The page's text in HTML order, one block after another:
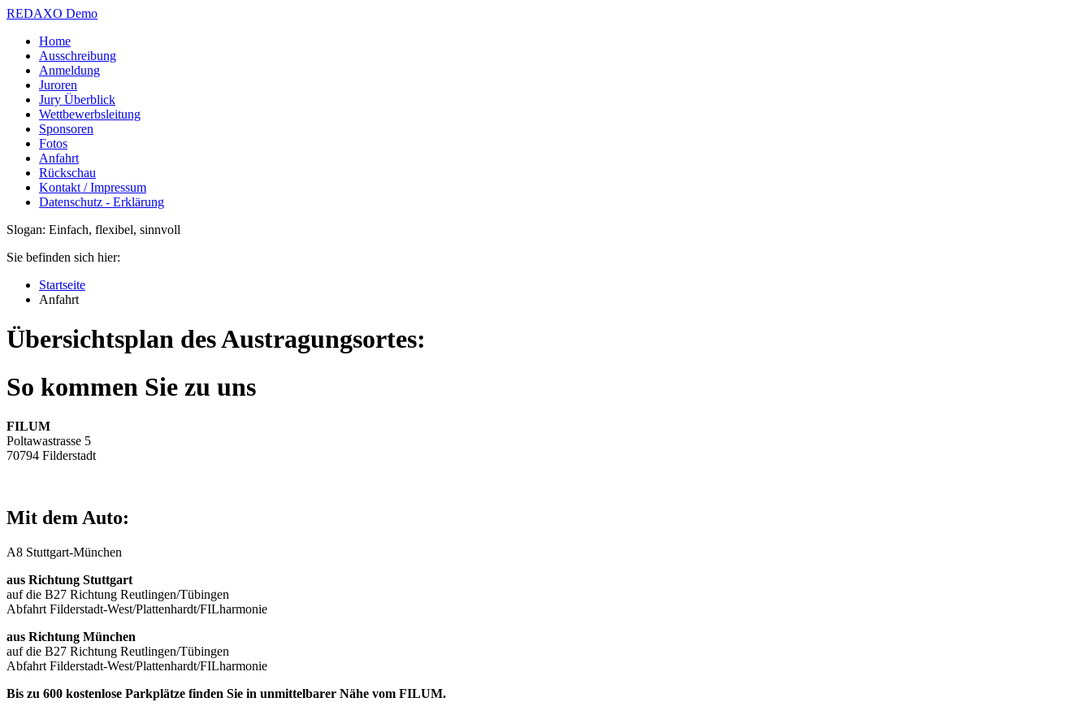
REDAXO Demo
Home
Ausschreibung
Anmeldung
Juroren
Jury Überblick
Wettbewerbsleitung
Sponsoren
Fotos
Anfahrt
Rückschau
Kontakt / Impressum
Datenschutz - Erklärung
Slogan: Einfach, flexibel, sinnvoll
Sie befinden sich hier:
Startseite
Anfahrt
Übersichtsplan des Austragungsortes:
So kommen Sie zu uns
FILUM
Poltawastrasse 5
70794 Filderstadt
Mit dem Auto:
A8 Stuttgart-München
aus Richtung Stuttgart
auf die B27 Richtung Reutlingen/Tübingen
Abfahrt Filderstadt-West/Plattenhardt/FILharmonie
aus Richtung München
auf die B27 Richtung Reutlingen/Tübingen
Abfahrt Filderstadt-West/Plattenhardt/FILharmonie
Bis zu 600 kostenlose Parkplätze finden Sie in unmittelbarer Nähe vom FILUM.